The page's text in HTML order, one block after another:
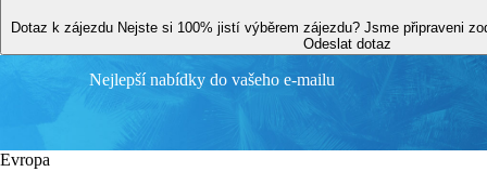
Fotogalerie
Dotaz k zájezdu Nejste si 100% jistí výběrem zájezdu? Jsme připraveni
Odeslat dotaz
Nejlepší nabídky do vašeho e-mailu
Evropa